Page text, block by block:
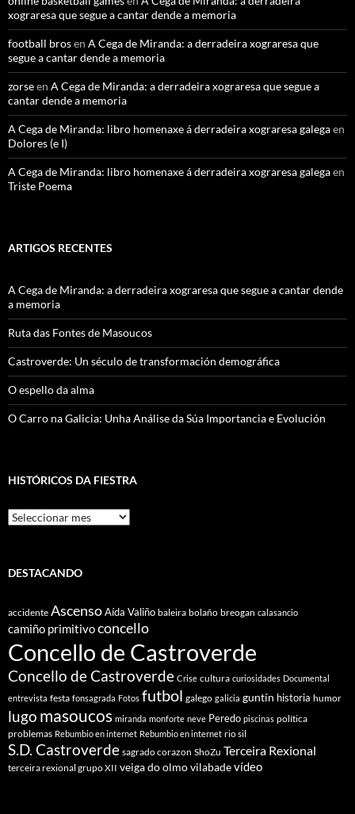
xograresa que segue a cantar dende a memoria
football brosen A Cega de Miranda: a derradeira xograresa que
segue a cantar dende a memoria
zorseen A Cega de Miranda: a derradeira xograresa que segue a
cantar dende a memoria
A Cega de Miranda: libro homenaxe á derradeira xograresa galegaen
Dolores (e I)
A Cega de Miranda: libro homenaxe á derradeira xograresa galegaen
Triste Poema
ARTIGOS RECENTES
A Cega de Miranda: a derradeira xograresa que segue a cantar dende
a memoria
Ruta das Fontes de Masoucos
Castroverde: Un século de transformación demográfica
O espello da alma
O Carro na Galicia: Unha Análise da Súa Importancia e Evolución
HISTÓRICOS DA FIESTRA
Históricos
Da
DESTACANDO
accidente AscensoAída Valiño baleira bolaño breogan calasancio
camiño primitivoconcello
Concello de Castroverde
Concello de Castroverde Crise cultura curiosidades Documental
entrevista festa fonsagrada Fotos futbol galego galicia guntín historia humor
lugo masoucos miranda monforte neve Peredo piscinas política
problemas Rebumbio en internet Rebumbio en internet rio sil
S.D. Castroverde sagrado corazon ShoZu Terceira Rexional
terceira rexional grupo XII veiga do olmovilabadevídeo